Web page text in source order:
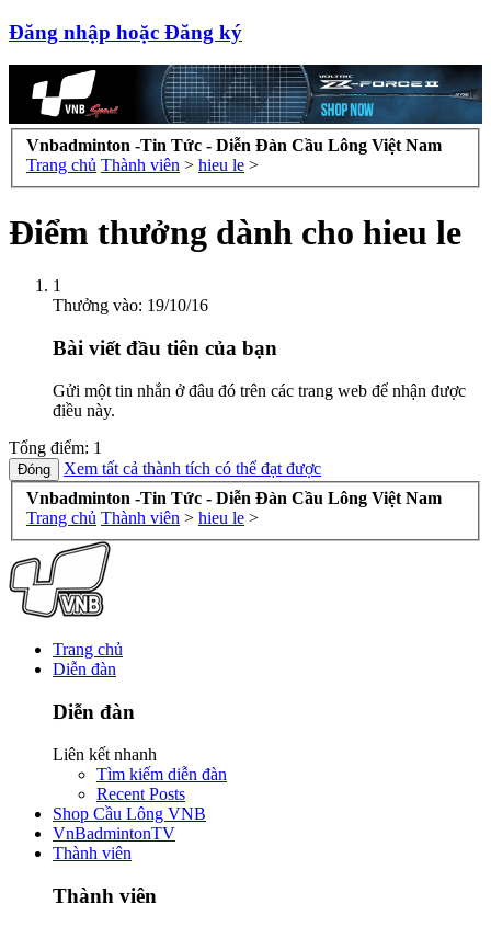
Đăng nhập hoặc Đăng ký
Vnbadminton -Tin Tức - Diễn Đàn Cầu Lông Việt Nam
Trang chủ Thành viên > hieu le >
Điểm thưởng dành cho hieu le
1
Thưởng vào: 19/10/16
Bài viết đầu tiên của bạn
Gửi một tin nhắn ở đâu đó trên các trang web để nhận được
điều này.
Tổng điểm: 1
Xem tất cả thành tích có thể đạt được
Vnbadminton -Tin Tức - Diễn Đàn Cầu Lông Việt Nam
Trang chủ Thành viên > hieu le >
Trang chủ
Diễn đàn
Diễn đàn
Liên kết nhanh
Tìm kiếm diễn đàn
Recent Posts
Shop Cầu Lông VNB
VnBadmintonTV
Thành viên
Thành viên